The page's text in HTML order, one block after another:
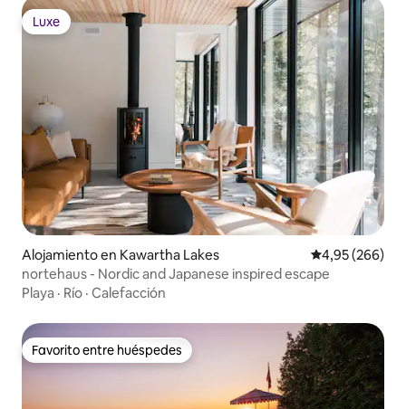
Luxe
Luxe
Alojamiento en Kawartha Lakes Calificación
4,95 (266)
nortehaus - Nordic and Japanese inspired escape
Playa · Río · Calefacción
Favorito entre huéspedes
Favorito entre huéspedes